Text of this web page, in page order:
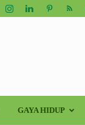
GAYA HIDUP